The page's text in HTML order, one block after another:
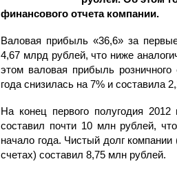
финансового отчета компании.
Валовая прибыль «36,6» за
4,67 млрд рублей, что ниже
этом валовая прибыль
года снизилась на 7% и составила
На конец первого полугодия
составил почти 10 млн рублей,
начало года. Чистый долг
счетах) составил 8,75 млн рублей.